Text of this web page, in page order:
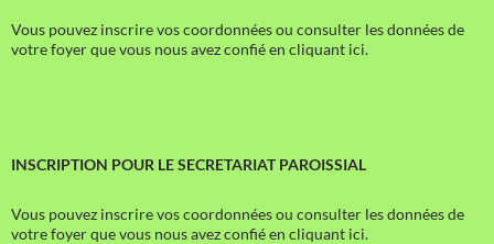
Vous pouvez inscrire vos coordonnées ou consulter les données de
votre foyer que vous nous avez confié en cliquant ici.
INSCRIPTION POUR LE SECRETARIAT PAROISSIAL
Vous pouvez inscrire vos coordonnées ou consulter les données de
votre foyer que vous nous avez confié en cliquant ici.